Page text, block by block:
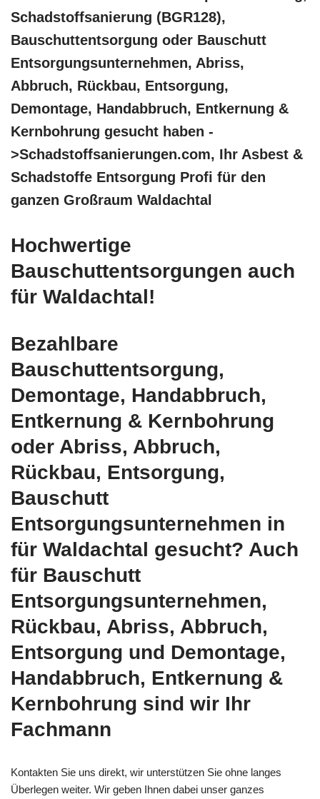
Schadstoffsanierung (BGR128),
Bauschuttentsorgung oder Bauschutt
Entsorgungsunternehmen, Abriss,
Abbruch, Rückbau, Entsorgung,
Demontage, Handabbruch, Entkernung &
Kernbohrung gesucht haben -
>Schadstoffsanierungen.com, Ihr Asbest &
Schadstoffe Entsorgung Profi für den
ganzen Großraum Waldachtal
Hochwertige
Bauschuttentsorgungen auch
für Waldachtal!
Bezahlbare
Bauschuttentsorgung,
Demontage, Handabbruch,
Entkernung & Kernbohrung
oder Abriss, Abbruch,
Rückbau, Entsorgung,
Bauschutt
Entsorgungsunternehmen in
für Waldachtal gesucht? Auch
für Bauschutt
Entsorgungsunternehmen,
Rückbau, Abriss, Abbruch,
Entsorgung und Demontage,
Handabbruch, Entkernung &
Kernbohrung sind wir Ihr
Fachmann
Kontakten Sie uns direkt, wir unterstützen Sie ohne langes
Überlegen weiter. Wir geben Ihnen dabei unser ganzes